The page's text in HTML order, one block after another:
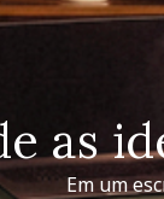
as
Em um